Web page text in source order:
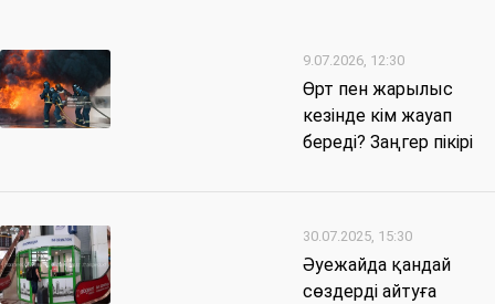
9.07.2026, 12:30
Өрт пен жарылыс
кезінде кім жауап
береді? Заңгер пікірі
30.07.2025, 15:30
Әуежайда қандай
сөздерді айтуға